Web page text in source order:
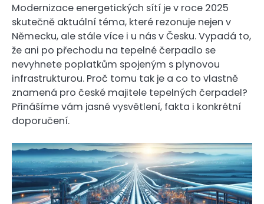
Modernizace energetických sítí je v roce 2025
skutečně aktuální téma, které rezonuje nejen v
Německu, ale stále více i u nás v Česku. Vypadá to,
že ani po přechodu na tepelné čerpadlo se
nevyhnete poplatkům spojeným s plynovou
infrastrukturou. Proč tomu tak je a co to vlastně
znamená pro české majitele tepelných čerpadel?
Přinášíme vám jasné vysvětlení, fakta i konkrétní
doporučení.